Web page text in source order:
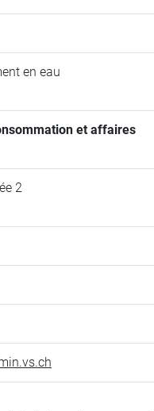
en eau
et affaires
2